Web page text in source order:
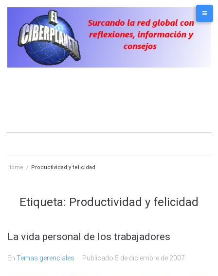
content
Home / Productividad y felicidad
Etiqueta: Productividad y felicidad
La vida personal de los trabajadores
En Temas gerenciales Publicado 5 de diciembre de 2007